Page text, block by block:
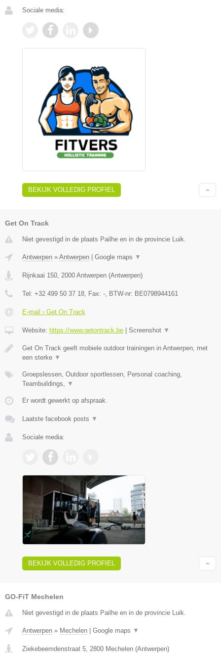
Sociale media:
BEKIJK VOLLEDIG PROFIEL
Get On Track
Niet gevestigd in de plaats Pailhe en in de provincie Luik.
Antwerpen » Antwerpen | Google maps ▼
Rijnkaai 150 2000 Antwerpen (Antwerpen)
Tel: +32 499 50 37 18 , Fax: - , BTW-nr: BE0798944161
E-mail › Get On Track
Website: https://www.getontrack.be | Screenshot ▼
Get On Track geeft mobiele outdoor trainingen in Antwerpen, met
een sterke ▼
Groepslessen, Outdoor sportlessen, Personal coaching,
Teambuildings,
▼
Er wordt gewerkt op afspraak.
Laatste facebook posts ▼
Sociale media:
BEKIJK VOLLEDIG PROFIEL
GO-FiT Mechelen
Niet gevestigd in de plaats Pailhe en in de provincie Luik.
Antwerpen » Mechelen | Google maps ▼
Ziekebeemdenstraat 5 2800 Mechelen (Antwerpen)